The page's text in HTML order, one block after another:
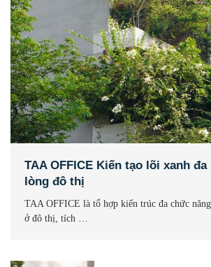
TAA OFFICE Kiến tạo lõi xanh
lòng đô thị
TAA OFFICE là tổ hợp kiến trúc đa chức
ở đô thị, tích …